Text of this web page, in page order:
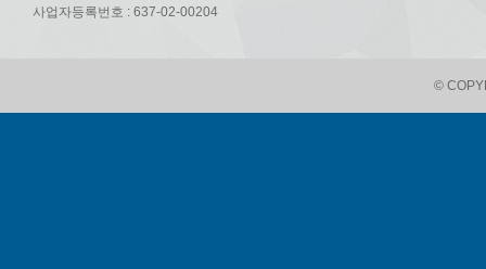
사업자등록번호 : 637-02-00204
©